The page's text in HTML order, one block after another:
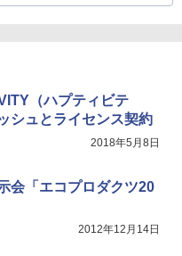
（ハプティビテ
シュとライセンス契約
2018年5月8日
会「エコプロダクツ20
2012年12月14日